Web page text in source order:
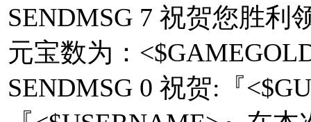
SENDMSG 7 祝贺您胜利
元宝数为：
SENDMSG 0 祝贺:『